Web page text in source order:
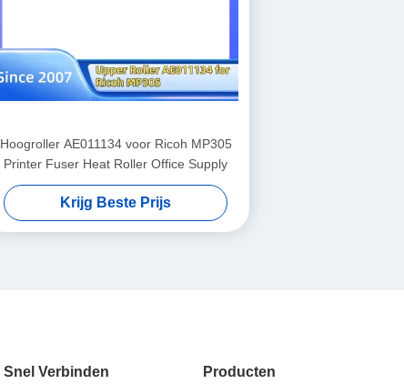
Hoogroller AE011134 voor Ricoh MP305
Printer Fuser Heat Roller Office Supply
Krijg Beste Prijs
Snel Verbinden Producten